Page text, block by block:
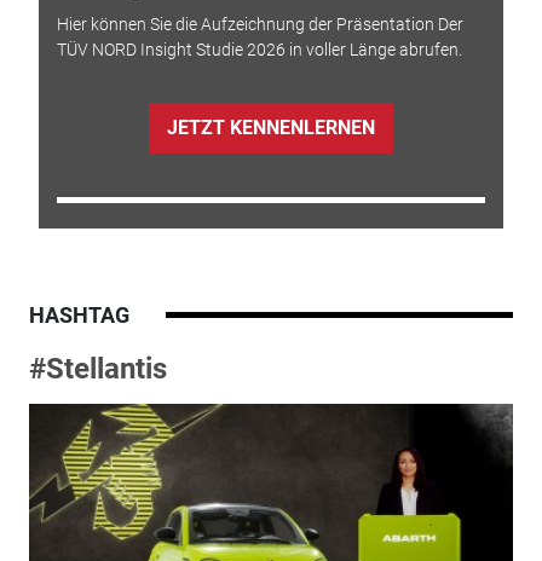
Hier können Sie die Aufzeichnung der Präsentation Der
TÜV NORD Insight Studie 2026 in voller Länge abrufen.
JETZT KENNENLERNEN
HASHTAG
#Stellantis